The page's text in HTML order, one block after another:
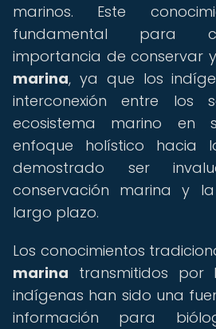
marinos. Este
fundamental para
importancia de conservar
marina, ya que los
interconexión entre los
ecosistema marino en
enfoque holístico hacia
demostrado ser
conservación marina y
largo plazo.
Los conocimientos
marina transmitidos por
indígenas han sido una
información para